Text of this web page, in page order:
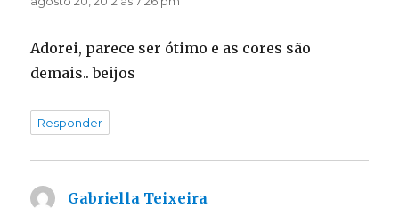
Adorei, parece ser ótimo e as cores são
demais.. beijos
Responder
Gabriella Teixeira